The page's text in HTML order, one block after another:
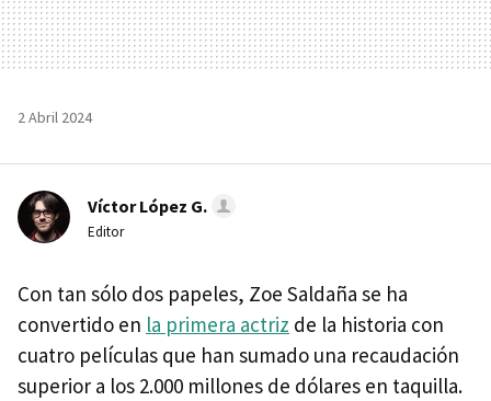
2 Abril 2024
Víctor López G.
Editor
Con tan sólo dos papeles, Zoe Saldaña se ha
convertido en la primera actriz de la historia con
cuatro películas que han sumado una recaudación
superior a los 2.000 millones de dólares en taquilla.